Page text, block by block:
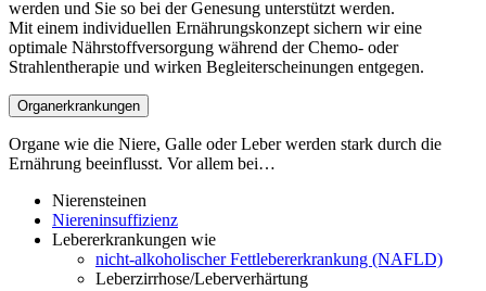
werden und Sie so bei der Genesung unterstützt werden.
Mit einem individuellen Ernährungskonzept sichern wir eine
optimale Nährstoffversorgung während der Chemo- oder
Strahlentherapie und wirken Begleiterscheinungen entgegen.
Organerkrankungen
Organe wie die Niere, Galle oder Leber werden stark durch die
Ernährung beeinflusst. Vor allem bei…
Nierensteinen
Niereninsuffizienz
Lebererkrankungen wie
nicht-alkoholischer Fettlebererkrankung (NAFLD)
Leberzirrhose/Leberverhärtung